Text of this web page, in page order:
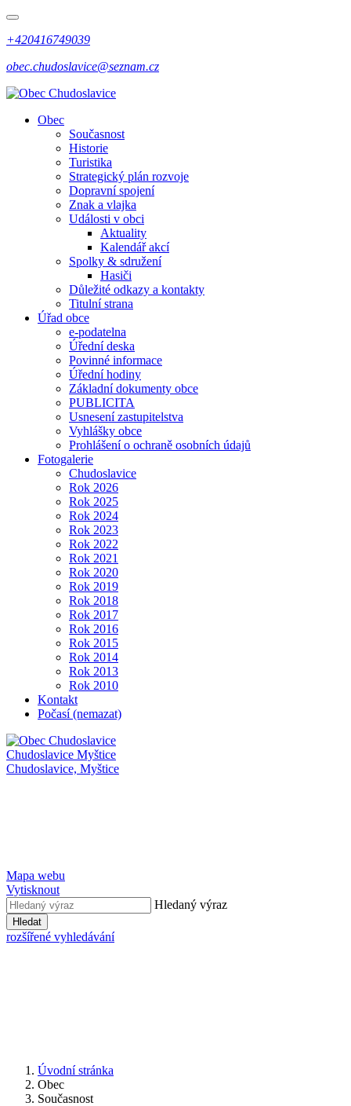
+420416749039
obec.chudoslavice@seznam.cz
Obec
Současnost
Historie
Turistika
Strategický plán rozvoje
Dopravní spojení
Znak a vlajka
Události v obci
Aktuality
Kalendář akcí
Spolky & sdružení
Hasiči
Důležité odkazy a kontakty
Titulní strana
Úřad obce
e-podatelna
Úřední deska
Povinné informace
Úřední hodiny
Základní dokumenty obce
PUBLICITA
Usnesení zastupitelstva
Vyhlášky obce
Prohlášení o ochraně osobních údajů
Fotogalerie
Chudoslavice
Rok 2026
Rok 2025
Rok 2024
Rok 2023
Rok 2022
Rok 2021
Rok 2020
Rok 2019
Rok 2018
Rok 2017
Rok 2016
Rok 2015
Rok 2014
Rok 2013
Rok 2010
Kontakt
Počasí (nemazat)
Chudoslavice Myštice
Chudoslavice, Myštice
Mapa webu
Vytisknout
Hledaný výraz
Hledat
rozšířené vyhledávání
Úvodní stránka
Obec
Současnost